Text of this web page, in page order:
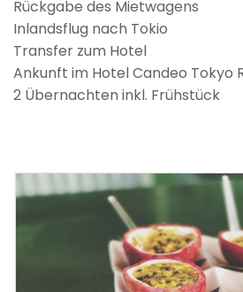
Rückgabe des Mietwagens
Inlandsflug nach Tokio
Transfer zum Hotel
Ankunft im Hotel Candeo Tokyo
2 Übernachten inkl. Frühstück